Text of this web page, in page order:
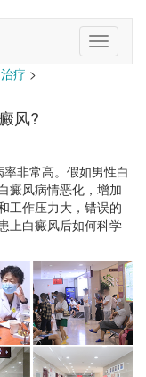
切
换
治疗 >
风?
非常高。假如男性白
癜风病情恶化，增加
工作压力大，错误的
上白癜风后如何科学